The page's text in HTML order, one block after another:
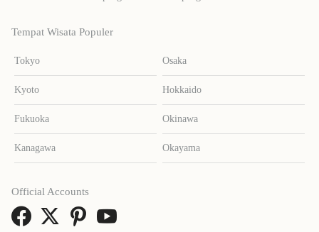
Tempat Wisata Populer
Tokyo Osaka
Kyoto Hokkaido
Fukuoka Okinawa
Kanagawa Okayama
Official Accounts